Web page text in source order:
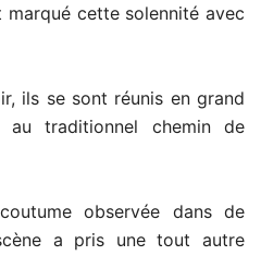
marqué cette solennité avec
ils se sont réunis en grand
au traditionnel chemin de
observée dans de
a pris une tout autre